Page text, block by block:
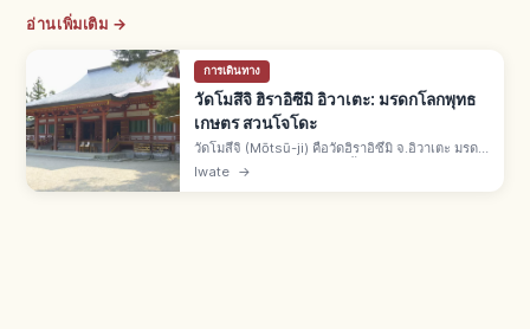
อ่านเพิ่มเติม →
การเดินทาง
วัดโมสึจิ ฮิราอิซึมิ อิวาเตะ: มรดกโลกพุทธ
เกษตร สวนโจโดะ
วัดโมสึจิ (Mōtsū-ji) คือวัดฮิราอิซึมิ จ.อิวาเตะ มรดก
โลกฮิราอิซึมิพุทธเกษตร ก่อตั้งปี 850 โดยจิกากุไดชิ
Iwate →